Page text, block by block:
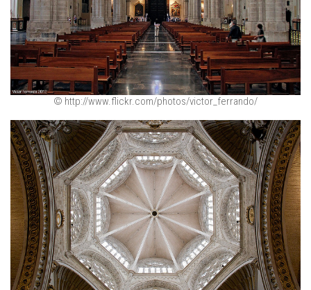
© http://www.flickr.com/photos/victor_ferrando/